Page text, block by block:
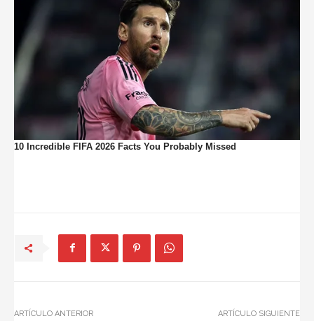
ARTÍCULO ANTERIOR ARTÍCULO SIGUIENTE